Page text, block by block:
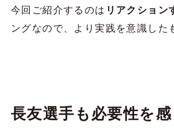
今回ご紹介するのは リアクション
ングなので、より実践を意識した
長友選手も必要性を